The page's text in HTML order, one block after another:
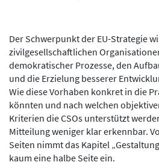
Der Schwerpunkt der EU-Strategie
zivilgesellschaftlichen
demokratischer Prozesse, den
und die Erzielung besserer
Wie diese Vorhaben konkret in die
könnten und nach welchen
Kriterien die CSOs unterstützt
Mitteilung weniger klar erkennbar.
Seiten nimmt das Kapitel
kaum eine halbe Seite ein.